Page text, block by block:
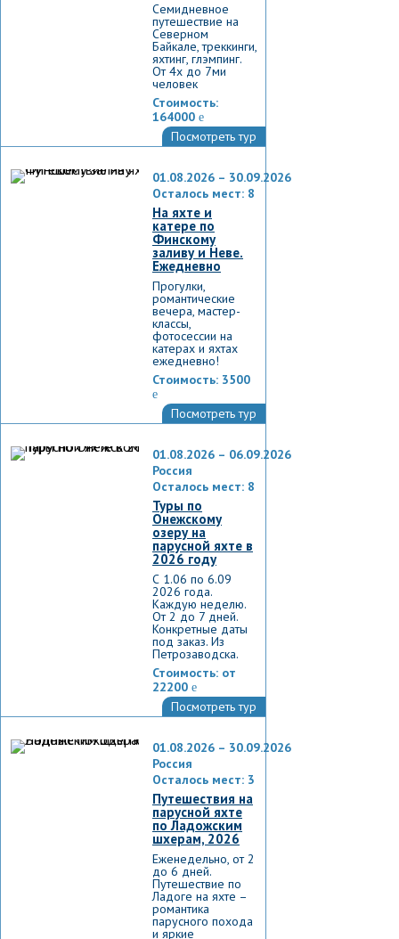
Семидневное
путешествие на
Северном
Байкале, треккинги,
яхтинг, глэмпинг.
От 4х до 7ми
человек
Стоимость:
164000 e
Посмотреть тур
01.08.2026 – 30.09.2026
Осталось мест: 8
На яхте и
катере по
Финскому
заливу и Неве.
Ежедневно
Прогулки,
романтические
вечера, мастер-
классы,
фотосессии на
катерах и яхтах
ежедневно!
Стоимость: 3500
e
Посмотреть тур
01.08.2026 – 06.09.2026
Россия
Осталось мест: 8
Туры по
Онежскому
озеру на
парусной яхте в
2026 году
С 1.06 по 6.09
2026 года.
Каждую неделю.
От 2 до 7 дней.
Конкретные даты
под заказ. Из
Петрозаводска.
Стоимость: от
22200 e
Посмотреть тур
01.08.2026 – 30.09.2026
Россия
Осталось мест: 3
Путешествия на
парусной яхте
по Ладожским
шхерам, 2026
Еженедельно, от 2
до 6 дней.
Путешествие по
Ладоге на яхте –
романтика
парусного похода
и яркие